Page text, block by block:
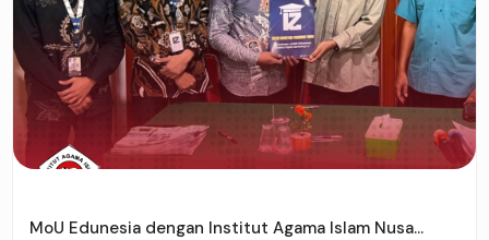
MoU Edunesia dengan Institut Agama Islam Nusa...